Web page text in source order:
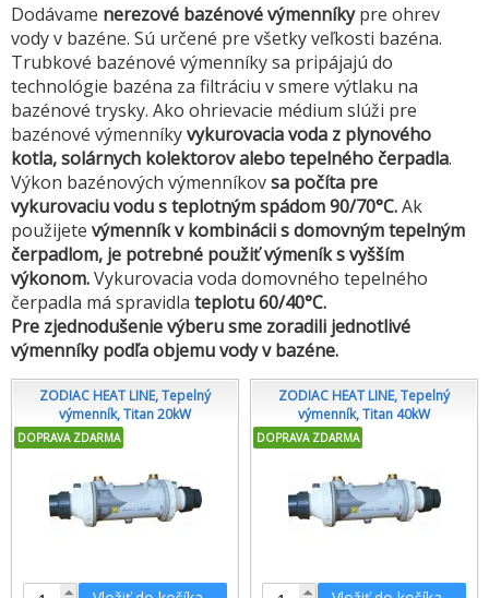
Dodávame nerezové bazénové výmenníkypre ohrev
vody v bazéne. Sú určené pre všetky veľkosti bazéna.
Trubkové bazénové výmenníky sa pripájajú do
technológie bazéna za filtráciu v smere výtlaku na
bazénové trysky. Ako ohrievacie médium slúži pre
bazénové výmenníkyvykurovacia voda z plynového
kotla,solárnych kolektorov alebo tepelného čerpadla.
Výkon bazénových výmenníkovsa počíta pre
vykurovaciu vodu s teplotným spádom 90/70°C.Ak
použijete výmenník v kombinácii s domovným tepelným
čerpadlom, je potrebné použiť výmeník s vyšším
výkonom.Vykurovacia voda domovného tepelného
čerpadla má spravidla teplotu 60/40°C.
Pre zjednodušenie výberu sme zoradili jednotlivé
výmenníky podľa objemu vody v bazéne.
ZODIAC HEAT LINE, Tepelný
výmenník, Titan 20kW
DOPRAVA ZDARMA
ZODIAC HEAT LINE, Tepelný
výmenník, Titan 40kW
DOPRAVA ZDARMA